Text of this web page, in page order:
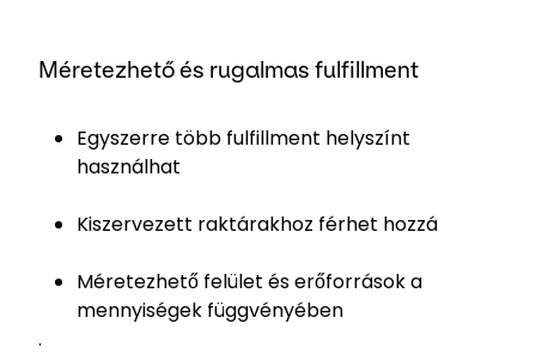
Méretezhető és rugalmas fulfillment
Egyszerre több fulfillment helyszínt
használhat
Kiszervezett raktárakhoz férhet hozzá
Méretezhető felület és erőforrások a
mennyiségek függvényében
.